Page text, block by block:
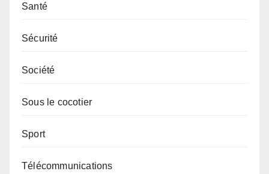
Santé
Sécurité
Société
Sous le cocotier
Sport
Télécommunications